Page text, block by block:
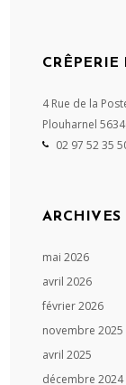
CRÊPERIE
4 Rue de la
Plouharnel
02 97 52 35
ARCHIVES
mai 2026
avril 2026
février 2026
novembre 2025
avril 2025
décembre 2024